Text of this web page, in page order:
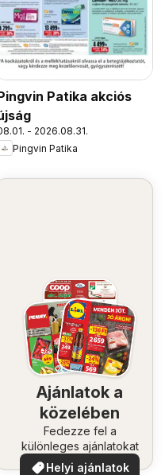
Patika akciós
- 2026.08.31.
Pingvin Patika
Ajánlatok a
közelében
Fedezze fel a
különleges ajánlatokat
Helyi ajánlatok